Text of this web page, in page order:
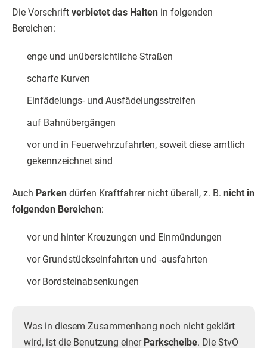
Die Vorschrift verbietet das Halten in folgenden
Bereichen:
enge und unübersichtliche Straßen
scharfe Kurven
Einfädelungs- und Ausfädelungsstreifen
auf Bahnübergängen
vor und in Feuerwehrzufahrten, soweit diese amtlich
gekennzeichnet sind
Auch Parken dürfen Kraftfahrer nicht überall, z. B. nicht in
folgenden Bereichen:
vor und hinter Kreuzungen und Einmündungen
vor Grundstückseinfahrten und -ausfahrten
vor Bordsteinabsenkungen
Was in diesem Zusammenhang noch nicht geklärt
wird, ist die Benutzung einer Parkscheibe. Die StvO